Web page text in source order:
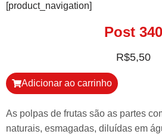
[product_navigation]
Post 340
R$5,50
Adicionar ao carrinho
As polpas de frutas são as partes
naturais, esmagadas, diluídas em